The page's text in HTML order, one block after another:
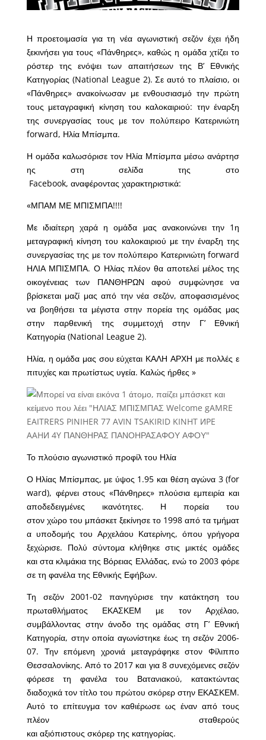
Η προετοιμασία για τη νέα αγωνιστική σεζόν έχει ήδη
ξεκινήσει για τους «Πάνθηρες», καθώς η ομάδα χτίζει το
ρόστερ της ενόψει των απαιτήσεων της Β’ Εθνικής
Κατηγορίας (National League 2). Σε αυτό το πλαίσιο, οι
«Πάνθηρες» ανακοίνωσαν με ενθουσιασμό την πρώτη
τους μεταγραφική κίνηση του καλοκαιριού: την έναρξη
της συνεργασίας τους με τον πολύπειρο Κατερινιώτη
forward, Ηλία Μπίσμπα.
Η ομάδα καλωσόρισε τον Ηλία Μπίσμπα μέσω ανάρτησ
ης στη σελίδα της στο
Facebook, αναφέροντας χαρακτηριστικά:
«ΜΠΑΜ ΜΕ ΜΠΙΣΜΠΑ!!!!
Με ιδιαίτερη χαρά η ομάδα μας ανακοινώνει την 1η
μεταγραφική κίνηση του καλοκαιριού με την έναρξη της
συνεργασίας της με τον πολύπειρο Κατερινιώτη forward
ΗΛΙΑ ΜΠΙΣΜΠΑ. Ο Ηλίας πλέον θα αποτελεί μέλος της
οικογένειας των ΠΑΝΘΗΡΩΝ αφού συμφώνησε να
βρίσκεται μαζί μας από την νέα σεζόν, αποφασισμένος
να βοηθήσει τα μέγιστα στην πορεία της ομάδας μας
στην παρθενική της συμμετοχή στην Γ’ Εθνική
Κατηγορία (National League 2).
Ηλία, η ομάδα μας σου εύχεται ΚΑΛΗ ΑΡΧΗ με πολλές ε
πιτυχίες και πρωτίστως υγεία. Καλώς ήρθες »
Το πλούσιο αγωνιστικό προφίλ του Ηλία
Ο Ηλίας Μπίσμπας, με ύψος 1.95 και θέση αγώνα 3 (for
ward), φέρνει στους «Πάνθηρες» πλούσια εμπειρία και
αποδεδειγμένες ικανότητες. Η πορεία του
στον χώρο του μπάσκετ ξεκίνησε το 1998 από τα τμήματ
α υποδομής του Αρχελάου Κατερίνης, όπου γρήγορα
ξεχώρισε. Πολύ σύντομα κλήθηκε στις μικτές ομάδες
και στα κλιμάκια της Βόρειας Ελλάδας, ενώ το 2003 φόρε
σε τη φανέλα της Εθνικής Εφήβων.
Τη σεζόν 2001-02 πανηγύρισε την κατάκτηση του
πρωταθλήματος ΕΚΑΣΚΕΜ με τον Αρχέλαο,
συμβάλλοντας στην άνοδο της ομάδας στη Γ’ Εθνική
Κατηγορία, στην οποία αγωνίστηκε έως τη σεζόν 2006-
07. Την επόμενη χρονιά μεταγράφηκε στον Φίλιππο
Θεσσαλονίκης. Από το 2017 και για 8 συνεχόμενες σεζόν
φόρεσε τη φανέλα του Βατανιακού, κατακτώντας
διαδοχικά τον τίτλο του πρώτου σκόρερ στην ΕΚΑΣΚΕΜ.
Αυτό το επίτευγμα τον καθιέρωσε ως έναν από τους
πλέον σταθερούς
και αξιόπιστους σκόρερ της κατηγορίας.